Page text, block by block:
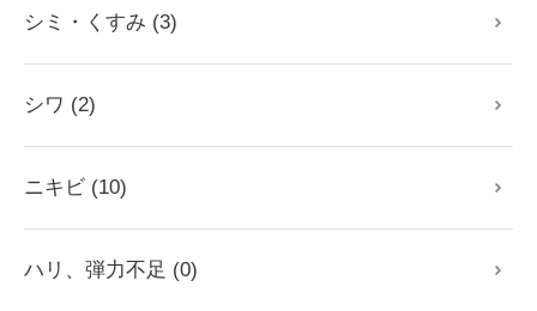
シミ・くすみ (3)
シワ (2)
ニキビ (10)
ハリ、弾力不足 (0)